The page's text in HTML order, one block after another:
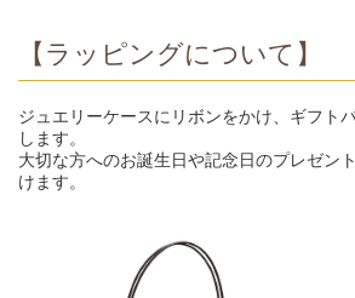
【ラッピングについて】
ジュエリーケースにリボンをかけ、ギフト
します。
大切な方へのお誕生日や記念日のプレゼン
けます。